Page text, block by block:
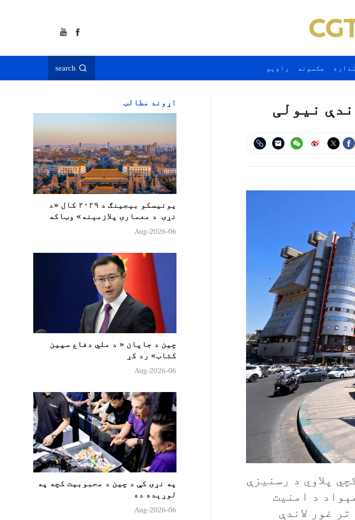
عکسونه راډيو search
نيولی
پلاوي د رسنيزې
د امنيت
غور لاندې
اړوند مطالب
یونیسکو بېجینګ د ۲۰۲۹ کال «د
نړۍ د معمارۍ پلازمېنه» وټاکه
06-Aug-2026
چين د جاپان « د ملي دفاع سپين
کتاب» رد کړ
06-Aug-2026
په نړۍ کې د چين د محبوبیت کچه په
لوړېده ده
06-Aug-2026